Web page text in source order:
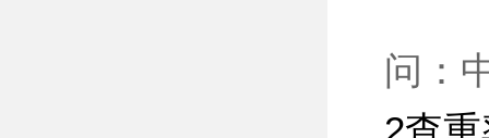
问：